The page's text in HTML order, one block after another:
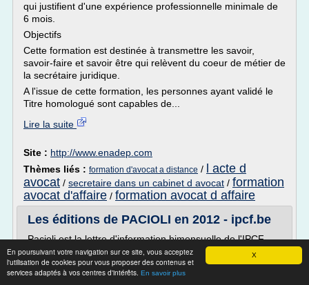
X
En poursuivant votre navigation sur ce site, vous acceptez
l'utilisation de cookies pour vous proposer des contenus et
services adaptés à vos centres d'intérêts. En savoir plus
qui justifient d'une expérience professionnelle minimale de
6 mois.
Objectifs
Cette formation est destinée à transmettre les savoir,
savoir-faire et savoir être qui relèvent du coeur de métier de
la secrétaire juridique.
A l'issue de cette formation, les personnes ayant validé le
Titre homologué sont capables de...
Lire la suite
Site : http://www.enadep.com
Thèmes liés : formation d'avocat a distance /
l acte d
avocat / secretaire dans un cabinet d avocat / formation
avocat d'affaire / formation avocat d affaire
Les éditions de PACIOLI en 2012 - ipcf.be
Pacioli est la lettre d'information bimensuelle de l'IPCF.
Cette publication regroupe des articles de fond qui traitent
des techniques comptables, fiscales, sociales, du droit
des sociétés et de la déontologie. Pacioli est un des axes